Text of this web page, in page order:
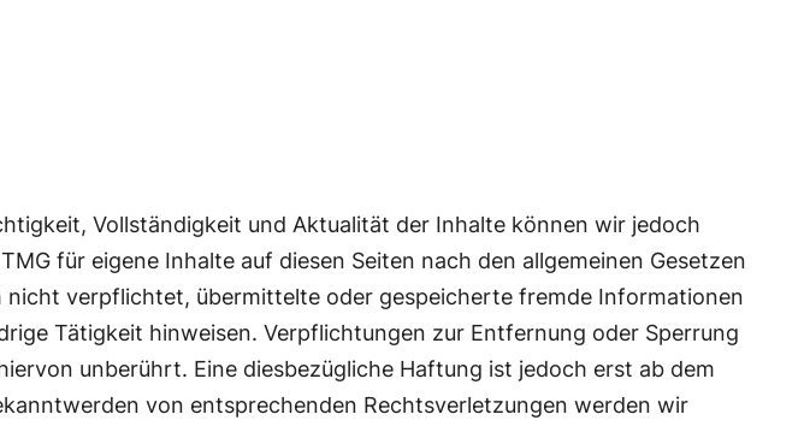
Vollständigkeit und Aktualität der Inhalte können wir jedoch
für eigene Inhalte auf diesen Seiten nach den allgemeinen Gesetzen
verpflichtet, übermittelte oder gespeicherte fremde Informationen
Tätigkeit hinweisen. Verpflichtungen zur Entfernung oder Sperrung
unberührt. Eine diesbezügliche Haftung ist jedoch erst ab dem
von entsprechenden Rechtsverletzungen werden wir